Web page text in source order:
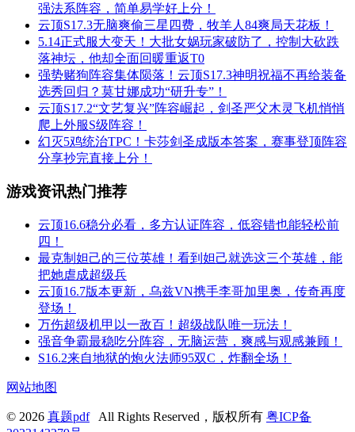
强法系阵容，简单易学好上分！
云顶S17.3无脑爽偷三星四费，牧羊人84爽局天花板！
5.14正式服大变天！大批女娲玩家破防了，控制大砍跌
落神坛，他却全面回暖重返T0
强势赌狗阵容集体陨落！云顶S17.3神明祝福不再给装备
选秀回归？莫甘娜成功“研升专”！
云顶S17.2“文艺复兴”阵容崛起，剑圣严父木灵飞机悄悄
爬上外服S级阵容！
幻灭5鸡统治TPC！卡莎剑圣成版本答案，赛事登顶阵容
分享抄完直接上分！
游戏资讯热门推荐
云顶16.6稳分必看，多方认证阵容，低容错也能轻松前
四！
最克制妲己的三位英雄！看到妲己就选这三个英雄，能
把她虐成超级兵
云顶16.7版本更新，乌兹VN携手李哥加里奥，传奇再度
登场！
万伤超级机甲以一敌百！超级战队唯一玩法！
强音争霸最稳吃分阵容，无脑运营，爽感与观感兼顾！
S16.2来自地狱的炮火法师95双C，炸翻全场！
网站地图
© 2026 真题pdfAll Rights Reserved，版权所有 粤ICP备